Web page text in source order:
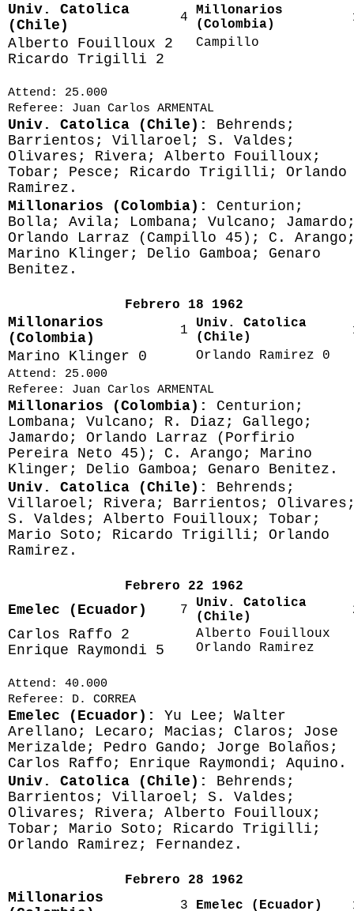
Univ. Catolica
(Chile)
4
Millonarios
(Colombia)
Alberto Fouilloux 2
Ricardo Trigilli 2
Campillo
Attend: 25.000
Referee: Juan Carlos ARMENTAL
Univ. Catolica (Chile): Behrends;
Barrientos; Villaroel; S. Valdes;
Olivares; Rivera; Alberto Fouilloux;
Tobar; Pesce; Ricardo Trigilli; Orlando
Ramirez.
Millonarios (Colombia): Centurion;
Bolla; Avila; Lombana; Vulcano;
Orlando Larraz (Campillo 45); C.
Marino Klinger; Delio Gamboa; Genaro
Benitez.
Febrero 18 1962
Millonarios
(Colombia)
1
Univ. Catolica
(Chile)
Marino Klinger 0 Orlando Ramirez 0
Attend: 25.000
Referee: Juan Carlos ARMENTAL
Millonarios (Colombia): Centurion;
Lombana; Vulcano; R. Diaz; Gallego;
Jamardo; Orlando Larraz (Porfirio
Pereira Neto 45); C. Arango; Marino
Klinger; Delio Gamboa; Genaro Benitez.
Univ. Catolica (Chile): Behrends;
Villaroel; Rivera; Barrientos;
S. Valdes; Alberto Fouilloux; Tobar;
Mario Soto; Ricardo Trigilli; Orlando
Ramirez.
Febrero 22 1962
Emelec (Ecuador) 7
Univ. Catolica
(Chile)
Carlos Raffo 2
Enrique Raymondi 5
Alberto Fouilloux
Orlando Ramirez
Attend: 40.000
Referee: D. CORREA
Emelec (Ecuador): Yu Lee; Walter
Arellano; Lecaro; Macias; Claros; Jose
Merizalde; Pedro Gando; Jorge Bolaños;
Carlos Raffo; Enrique Raymondi; Aquino.
Univ. Catolica (Chile): Behrends;
Barrientos; Villaroel; S. Valdes;
Olivares; Rivera; Alberto Fouilloux;
Tobar; Mario Soto; Ricardo Trigilli;
Orlando Ramirez; Fernandez.
Febrero 28 1962
Millonarios
3 Emelec (Ecuador)